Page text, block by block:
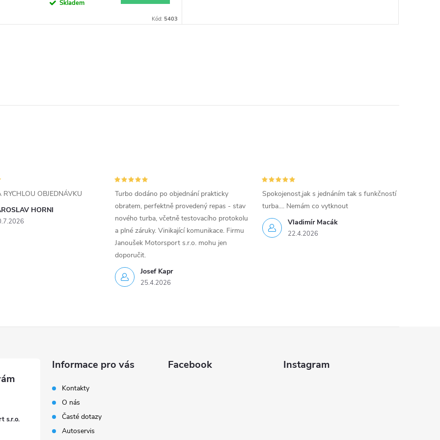
Skladem
Kód: 5403
HORNI
RYCHLOU OBJEDNÁVKU
Josef Kapr
25.4.2026
Turbo dodáno po objednání prakticky
obratem, perfektně provedený repas - stav
nového turba, včetně testovacího protokolu
a plné záruky. Vinikající komunikace. Firmu
Janoušek Motorsport s.r.o. mohu jen
doporučit.
Vladimír Macák
22.4.2026
Spokojenost,jak s jednáním tak s funkčností
turba.... Nemám co vytknout
s.r.o.
Informace pro vás
Kontakty
O nás
Časté dotazy
Autoservis
Facebook Instagram